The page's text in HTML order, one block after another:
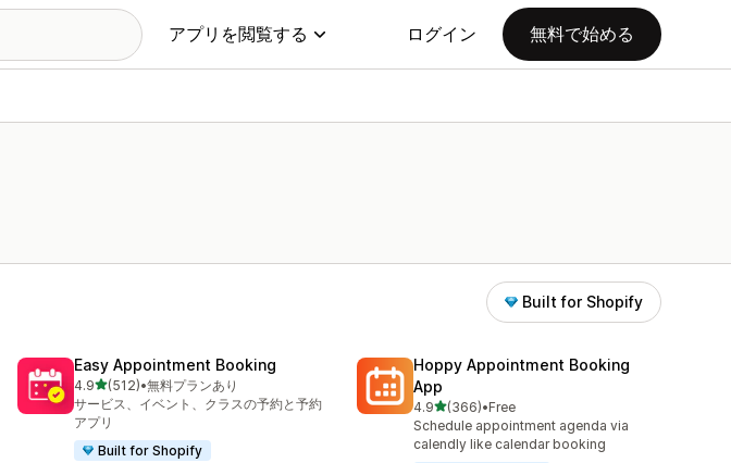
アプリを閲覧する ログイン 無料で始める
Built for Shopify
Easy Appointment Booking
4.95つ星中
(512)
合計レビュー数：512件
•無料プランあり
サービス、イベント、クラスの予約と予約
アプリ
Built for Shopify
Hoppy Appointment Booking
App
4.95つ星中
(366)
合計レビュー数：366件
•Free
Schedule appointment agenda via
calendly like calendar booking